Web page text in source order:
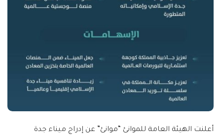
أعلنت الهيئة العامة للموانئ “موانئ” عن إدراج ميناء جدة